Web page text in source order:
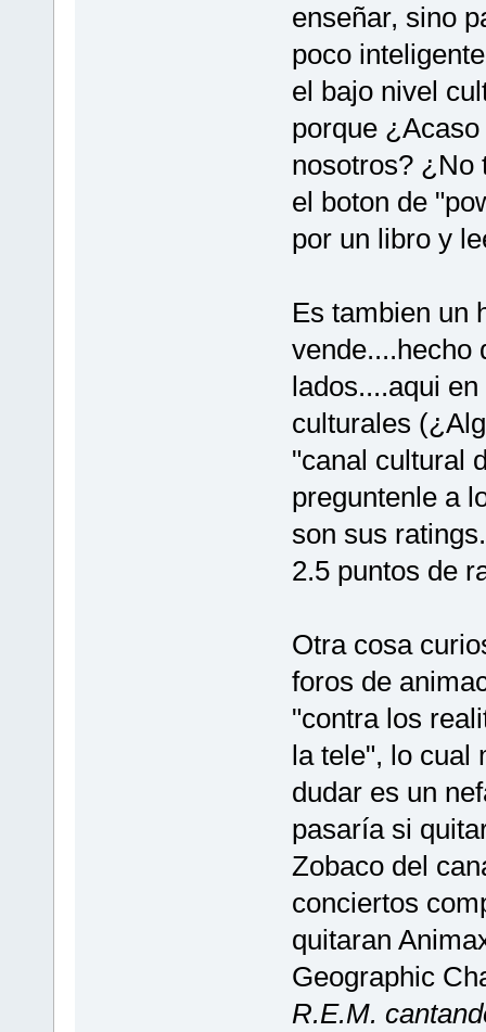
enseñar, sino
poco
el bajo nivel
porque
nosotros? ¿No
el boton de
por un libro y
Es tambien un
vende....hecho
lados....aqui
culturales
"canal cultural
preguntenle a
son sus
2.5 puntos de
Otra cosa
foros de
"contra los
la tele", lo cual
dudar es un
pasaría si
Zobaco del
conciertos
quitaran
Geographic
R.E.M.